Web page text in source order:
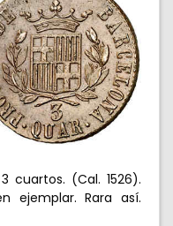
cuartos. (Cal. 1526).
ejemplar. Rara así.